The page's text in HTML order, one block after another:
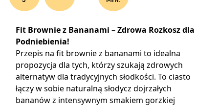
Fit Brownie z Bananami – Zdrowa Rozkosz dla
Podniebienia!
Przepis na fit brownie z bananami to idealna
propozycja dla tych, którzy szukają zdrowych
alternatyw dla tradycyjnych słodkości. To ciasto
łączy w sobie naturalną słodycz dojrzałych
bananów z intensywnym smakiem gorzkiej